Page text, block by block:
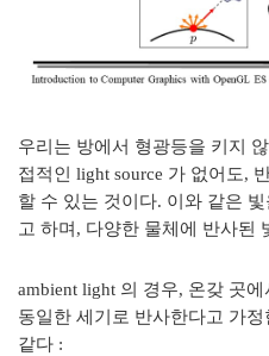
우리는 방에서 형광등을 키지
접적인 light source 가 없어도,
할 수 있는 것이다. 이와 같은
고 하며, 다양한 물체에 반사된
ambient light 의 경우, 온갖 곳
동일한 세기로 반사한다고 가
같다 :